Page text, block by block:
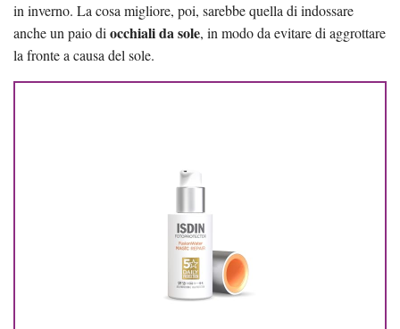
in inverno. La cosa migliore, poi, sarebbe quella di indossare
anche un paio diocchiali da sole, in modo da evitare di aggrottare
la fronte a causa del sole.